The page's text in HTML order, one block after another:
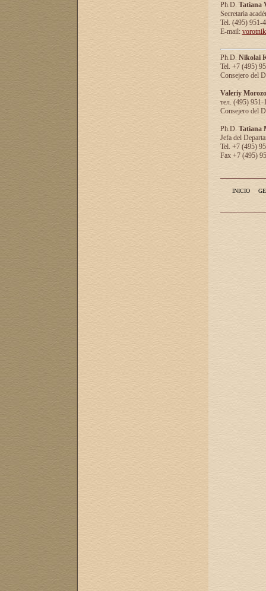
Ph.D. Tatiana
Secretaria
Tel. (495) 951-
E-mail:
Ph.D. Nikolai
Tel. +7 (495)
Consejero del
Valeriy
тел. (495) 951-
Consejero del
Ph.D. Tatiana
Jefa del
Tel. +7 (495)
Fax +7 (495)
INICIO